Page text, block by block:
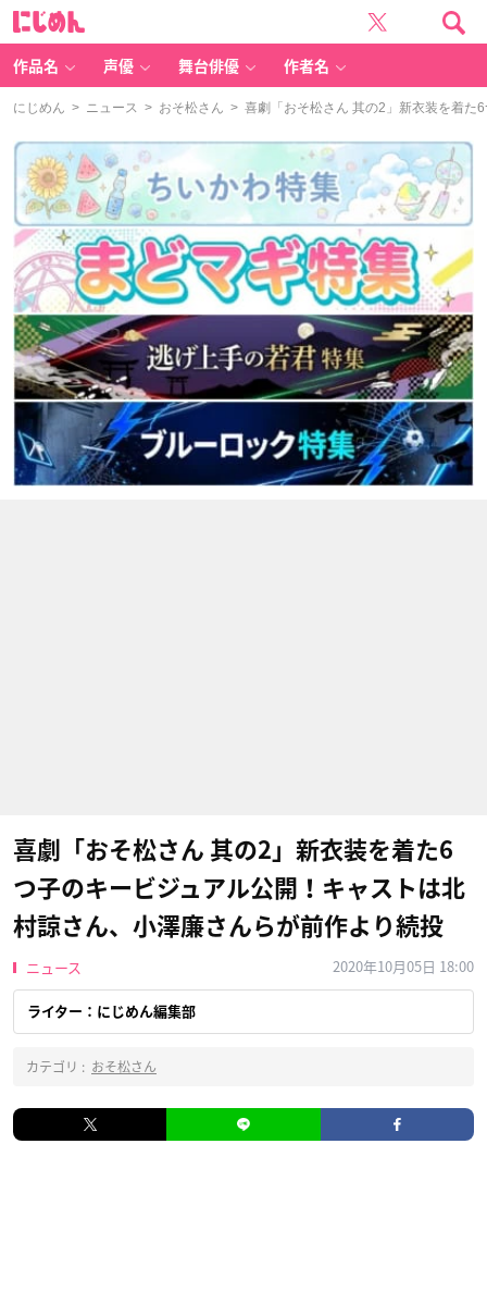
作品名 声優 舞台俳優 作者名
にじめん > ニュース > おそ松さん > 喜劇「おそ松さん 其の2」新衣装を着た
喜劇「おそ松さん 其の2」新衣装を着た6
つ子のキービジュアル公開！キャストは北
村諒さん、小澤廉さんらが前作より続投
ニュース 2020年10月05日 18:00
ライター：にじめん編集部
カテゴリ : おそ松さん